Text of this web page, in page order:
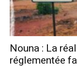
Nouna : La
réglementée